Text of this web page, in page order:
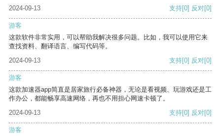
2024-09-13 支持[0] 反对[0]
游客
这款软件非常实用，可以帮助我解决很多问题。比如，我可以使用它来
查找资料、翻译语言、编写代码等。
2024-09-13
支持[0] 反对[0]
游客
这款加速器app简直是居家旅行必备神器，无论是看视频、玩游戏还是工
作办公，都能畅享高速网络，再也不用担心网速卡顿了。
2024-09-13
支持[0] 反对[0]
游客